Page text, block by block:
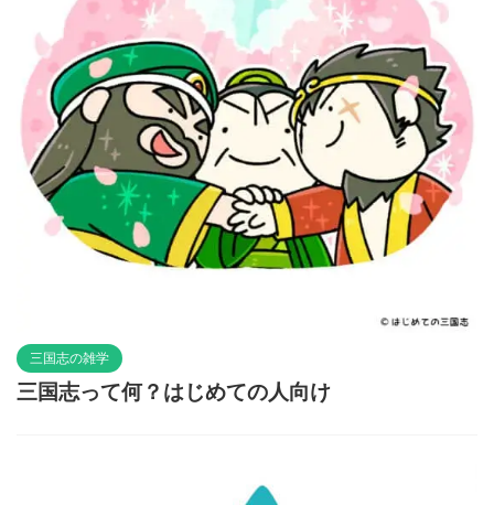
三国志の雑学
三国志って何？はじめての人向け